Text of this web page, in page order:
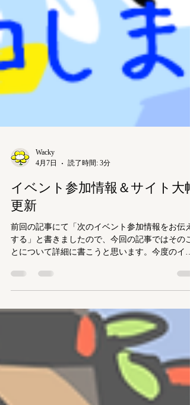
Wacky
イベント参加情報＆サイト大幅
更新
前回の記事にて「次のイベント参加情報をお伝え
ントは５月５日に東京ビッグサイトにて開催され
る【 SUPER COMIC CITY 33 -day1- 】「超きみの
選択。2026」にて、なんと、 「BIG・妄言・幼稚
園」という合同サークルとして参加します！！
しかも今度は２スペース（机１本）取って、総勢
４名での参加となります！！ メンバーは私の
に、はいちさん（ @tintyoki2 ）、らたろうさん（
@ra_tamifuru ）、黒井凶骨さん（ @96wdl_ronpa